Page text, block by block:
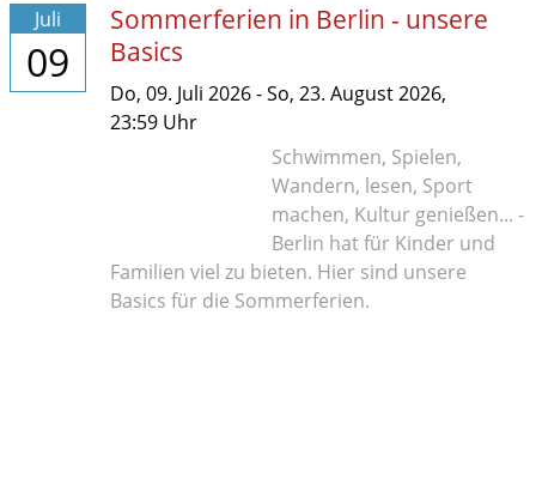
Juli
09
Sommerferien in Berlin - unsere
Basics
Do, 09. Juli 2026-So, 23. August 2026,
23:59 Uhr
Schwimmen, Spielen,
Wandern, lesen, Sport
machen, Kultur genießen... -
Berlin hat für Kinder und
Familien viel zu bieten. Hier sind unsere
Basics für die Sommerferien.